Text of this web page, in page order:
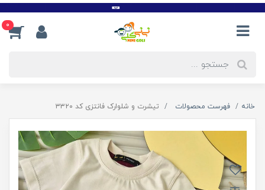
0
خانه فهرست محصولات تیشرت و شلوارک فانتزی کد ۳۳۲۰